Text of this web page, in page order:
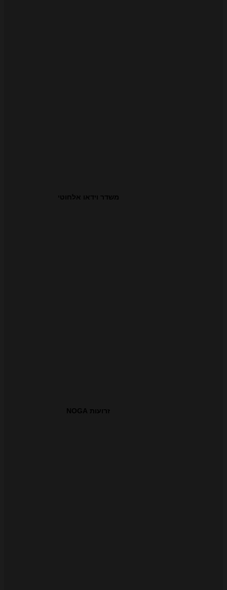
משדר וידאו אלחוטי